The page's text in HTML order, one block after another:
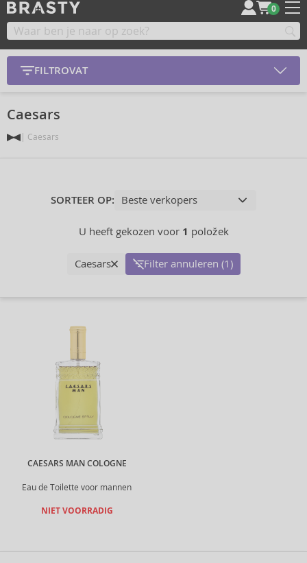
0
FILTROVAT
Caesars
Caesars
SORTEER OP:
U heeft gekozen voor 1 položek
Caesars Filter annuleren (1)
CAESARS MAN COLOGNE
Eau de Toilette voor mannen
NIET VOORRADIG